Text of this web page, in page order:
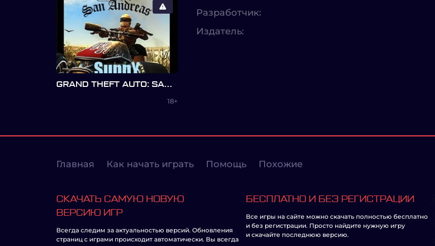
GRAND THEFT AUTO: SAN ANDREAS — SUNNY MOD 2.1
18+
Разработчик:
Издатель:
Главная Как начать играть Помощь Похожие
СКАЧАТЬ САМУЮ НОВУЮ
ВЕРСИЮ ИГР
Всегда следим за актуальностью версий. Обновления
страниц с играми происходит автоматически. Вы всегда
БЕСПЛАТНО И БЕЗ РЕГИСТРАЦИИ
Все игры на сайте можно скачать полностью бесплатно
и без регистрации. Просто найдите нужную игру
и скачайте последнюю версию.